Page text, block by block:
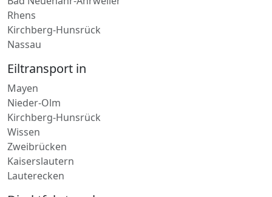
Kirchberg-Hunsrück
Nassau
Eiltransport in
Mayen
Nieder-Olm
Kirchberg-Hunsrück
Wissen
Zweibrücken
Kaiserslautern
Lauterecken
Direktfahrt nach